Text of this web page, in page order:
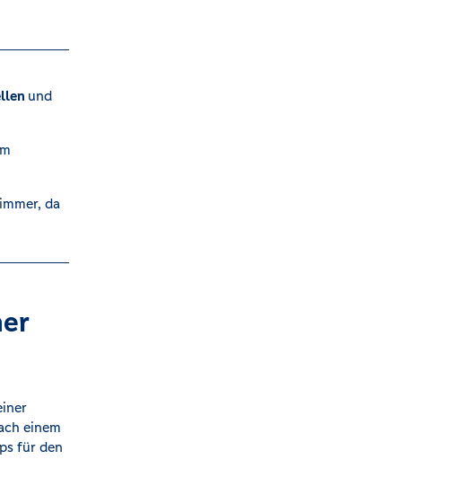
und
da
einem
für den